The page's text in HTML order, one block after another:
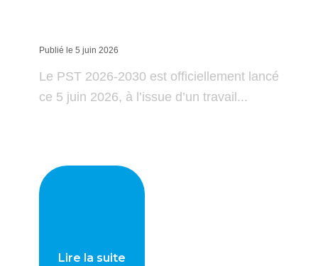
Publié le 5 juin 2026
Le PST 2026-2030 est officiellement lancé
ce 5 juin 2026, à l’issue d’un travail...
Lire la suite